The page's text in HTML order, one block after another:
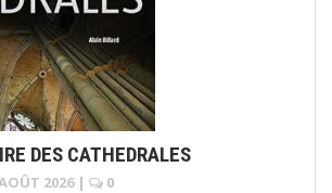
DES CATHEDRALES
2026 |
0